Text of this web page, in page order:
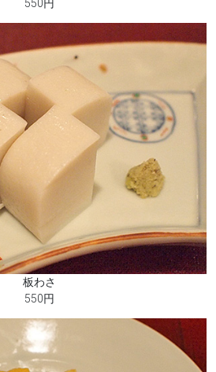
550円
板わさ
550円